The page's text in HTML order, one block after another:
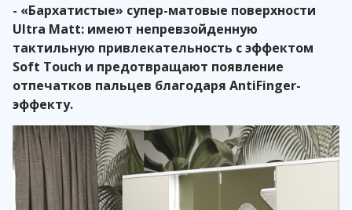
- «Бархатистые» супер-матовые поверхности
Ultra Matt: имеют непревзойденную
тактильную привлекательность с эффектом
Soft Touch и предотвращают появление
отпечатков пальцев благодаря AntiFinger-
эффекту.